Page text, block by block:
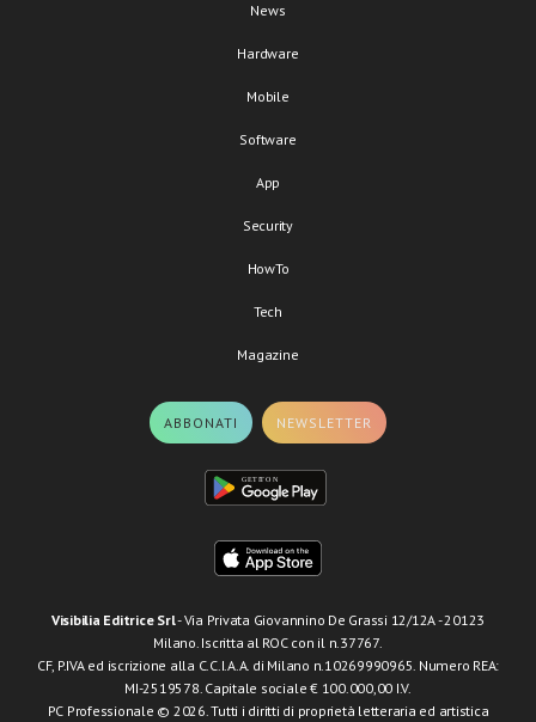
News
Hardware
Mobile
Software
App
Security
HowTo
Tech
Magazine
ABBONATI NEWSLETTER
Visibilia Editrice Srl- Via Privata Giovannino De Grassi 12/12A - 20123
Milano. Iscritta al ROC con il n.37767.
CF, P.IVA ed iscrizione alla C.C.I.A.A. di Milano n.10269990965. Numero REA:
MI-2519578. Capitale sociale € 100.000,00 I.V.
PC Professionale © 2026. Tutti i diritti di proprietà letteraria ed artistica